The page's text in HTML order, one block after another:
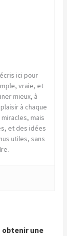
ici pour
vraie, et
mieux, à
à chaque
mais
et des idées
utiles, sans
obtenir une